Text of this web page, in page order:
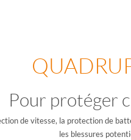
Pour protéger
de vitesse, la protection de
les blessures